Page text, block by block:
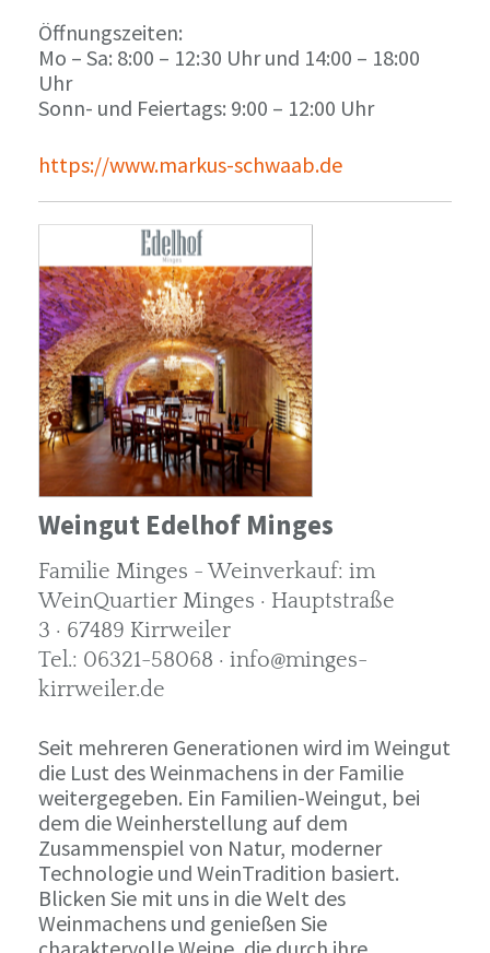
Öffnungszeiten:
Mo – Sa: 8:00 – 12:30 Uhr und 14:00 – 18:00
Uhr
Sonn- und Feiertags: 9:00 – 12:00 Uhr
https://www.markus-schwaab.de
Weingut Edelhof Minges
Familie Minges - Weinverkauf: im
WeinQuartier Minges · Hauptstraße
3 · 67489 Kirrweiler
Tel.: 06321-58068 · info@minges-
kirrweiler.de
Seit mehreren Generationen wird im Weingut
die Lust des Weinmachens in der Familie
weitergegeben. Ein Familien-Weingut, bei
dem die Weinherstellung auf dem
Zusammenspiel von Natur, moderner
Technologie und WeinTradition basiert.
Blicken Sie mit uns in die Welt des
Weinmachens und genießen Sie